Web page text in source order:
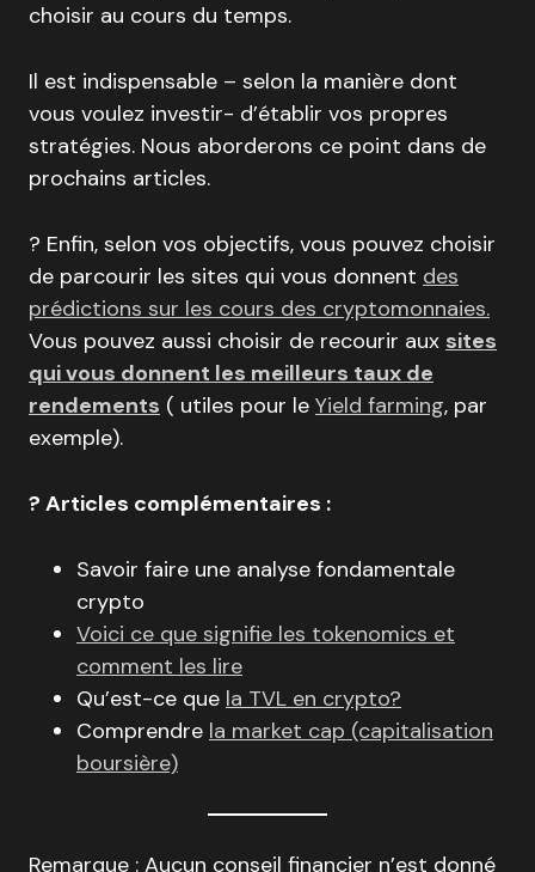
choisir au cours du temps.
Il est indispensable – selon la manière dont
vous voulez investir- d’établir vos propres
stratégies. Nous aborderons ce point dans de
prochains articles.
? Enfin, selon vos objectifs, vous pouvez choisir
de parcourir les sites qui vous donnent des
prédictions sur les cours des cryptomonnaies.
Vous pouvez aussi choisir de recourir aux sites
qui vous donnent les meilleurs taux de
rendements ( utiles pour le Yield farming, par
exemple).
? Articles complémentaires :
Savoir faire une analyse fondamentale
crypto
Voici ce que signifie les tokenomics et
comment les lire
Qu’est-ce que la TVL en crypto?
Comprendre la market cap (capitalisation
boursière)
Remarque : Aucun conseil financier n’est donné